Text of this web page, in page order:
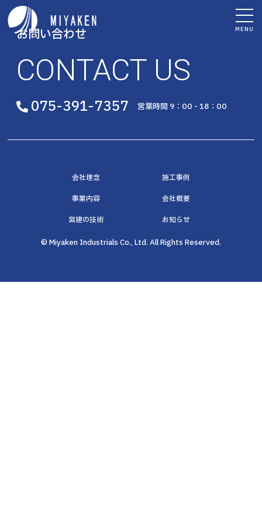
MENU
お問い合わせ
CONTACT US
075-391-7357 営業時間 9：00 - 18：00
会社理念 施工事例
事業内容 会社概要
宮建の技術 お知らせ
© Miyaken Industrials Co., Ltd. All Rights Reserved.